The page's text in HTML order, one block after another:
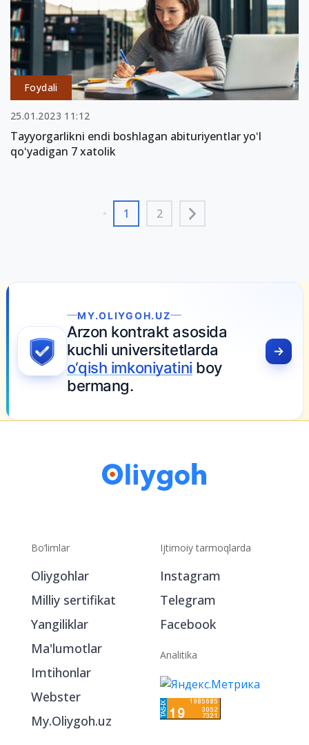
Foydali
25.01.2023 11:12
Tayyorgarlikni endi boshlagan abituriyentlar yoʻl
qoʻyadigan 7 xatolik
1 2
Bo‘limlar
Oliygohlar
Imtihonlar
Ijtimoiy tarmoqlarda
Telegram
Facebook
Analitika